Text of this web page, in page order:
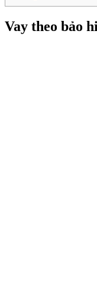
Vay theo bảo